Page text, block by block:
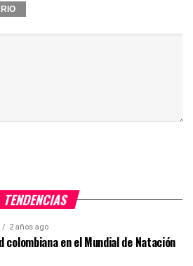
TENDENCIAS
2 años ago
colombiana en el Mundial de Natación